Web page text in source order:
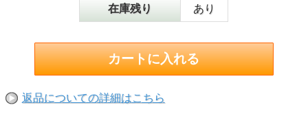
在庫残り あり
返品についての詳細はこちら